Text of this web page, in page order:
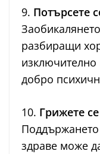
9. Потърсете
разбиращи
добро
10. Грижете
здраве може